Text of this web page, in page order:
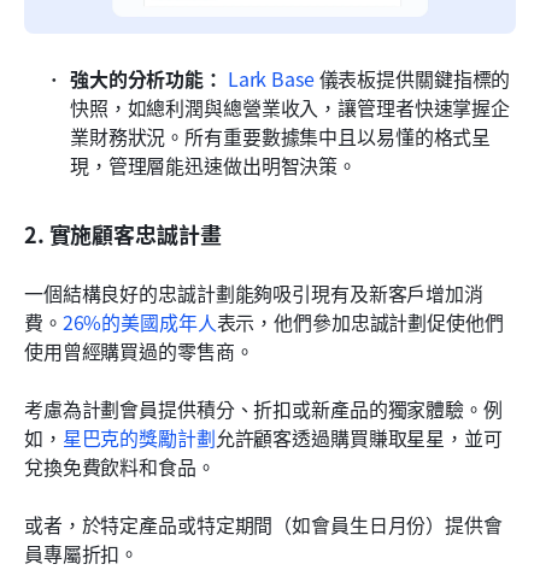
強大的分析功能： Lark Base 儀表板提供關鍵指標的
快照，如總利潤與總營業收入，讓管理者快速掌握企
業財務狀況。所有重要數據集中且以易懂的格式呈
現，管理層能迅速做出明智決策。
2. 實施顧客忠誠計畫
一個結構良好的忠誠計劃能夠吸引現有及新客戶增加消
費。 26%的美國成年人表示，他們參加忠誠計劃促使他們
使用曾經購買過的零售商。
考慮為計劃會員提供積分、折扣或新產品的獨家體驗。例
如， 星巴克的獎勵計劃允許顧客透過購買賺取星星，並可
兌換免費飲料和食品。
或者，於特定產品或特定期間（如會員生日月份）提供會
員專屬折扣。